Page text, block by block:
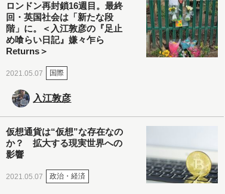
ロンドン再封鎖16週目。最終
回・英国社会は「新たな段
階」に。＜入江敦彦の『足止
め喰らい日記』嫌々乍ら
Returns＞
2021.05.07 国際
入江敦彦
仮想通貨は“仮想”な存在なの
か？ 拡大する現実世界への
影響
2021.05.07 政治・経済